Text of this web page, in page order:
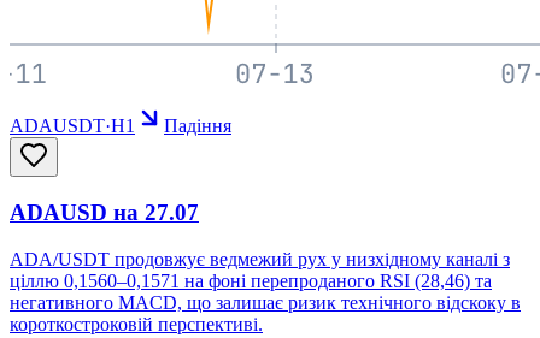
ADAUSDT·H1 Падіння
ADAUSD на 27.07
ADA/USDT продовжує ведмежий рух у низхідному каналі з
ціллю 0,1560–0,1571 на фоні перепроданого RSI (28,46) та
негативного MACD, що залишає ризик технічного відскоку в
короткостроковій перспективі.